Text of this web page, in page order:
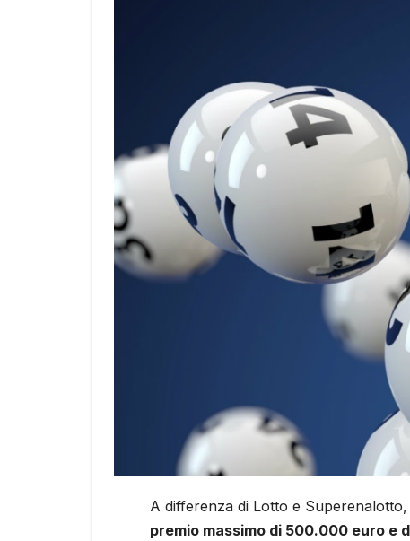
A differenza di Lotto e
premio massimo di 500.000 euro e